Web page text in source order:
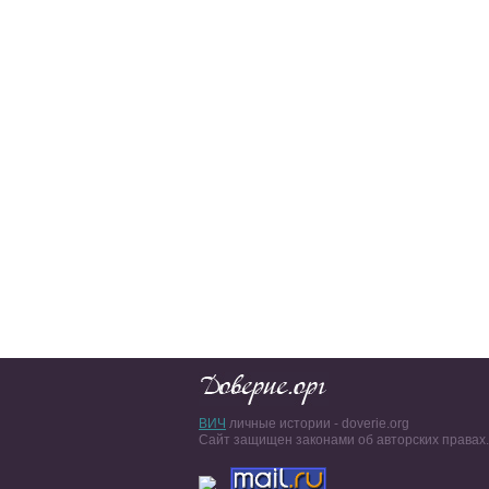
ВИЧ личные истории - doverie.org
Сайт защищен законами об авторских